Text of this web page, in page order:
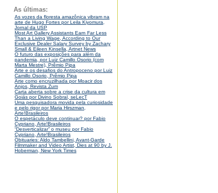
As últimas:
As vozes da floresta amazônica vibram na
arte de Hugo Fortes por Leila Kiyomura,
Jornal da USP
Most Art Gallery Assistants Earn Far Less
Than a Living Wage, According to Our
Exclusive Dealer Salary Survey by Zachary
Small & Eileen Kinsella, Artnet News
O futuro das exposições para além da
pandemia, por Luiz Camillo Osorio (com
Marta Mestre), Prêmio Pipa
Arte e os desafios do Antropoceno por Luiz
Camillo Osorio, Prêmio Pipa
Arte como encruzilhada por Moacir dos
Anjos, Revista Zum
Carta aberta sobre a crise da cultura em
Goiás por Divino Sobral, seLecT
Uma pesquisadora movida pela curiosidade
e pelo rigor por Maria Hirszman,
Arte!Brasileiros
O espetáculo deve continuar? por Fabio
Cypriano, Arte!Brasileiros
“Desverticalizar” o museu por Fabio
Cypriano, Arte!Brasileiros
Obituaries: Aldo Tambellini, Avant-Garde
Filmmaker and Video Artist, Dies at 90 by J.
Hoberman, New York Times